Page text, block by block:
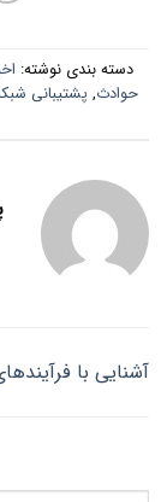
دسته بندی نوشته:
حوادث, پشتیبانی
آشنایی با